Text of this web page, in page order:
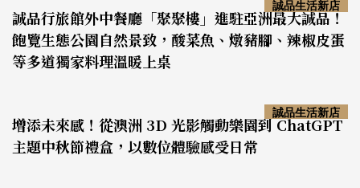
誠品行旅館外中餐廳「聚聚樓」進駐亞洲最大誠品！
飽覽生態公園自然景致，酸菜魚、燉豬腳、辣椒皮蛋
等多道獨家料理溫暖上桌
誠品生活新店
增添未來感！從澳洲 3D 光影觸動樂園到 ChatGPT
主題中秋節禮盒，以數位體驗感受日常
誠品生活新店